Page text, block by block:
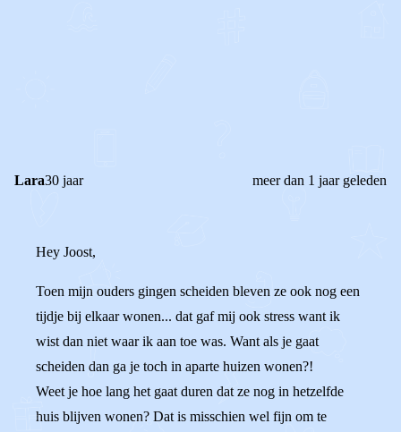
Lara30 jaar meer dan 1 jaar geleden
Hey Joost,
Toen mijn ouders gingen scheiden bleven ze ook nog een
tijdje bij elkaar wonen... dat gaf mij ook stress want ik
wist dan niet waar ik aan toe was. Want als je gaat
scheiden dan ga je toch in aparte huizen wonen?!
Weet je hoe lang het gaat duren dat ze nog in hetzelfde
huis blijven wonen? Dat is misschien wel fijn om te